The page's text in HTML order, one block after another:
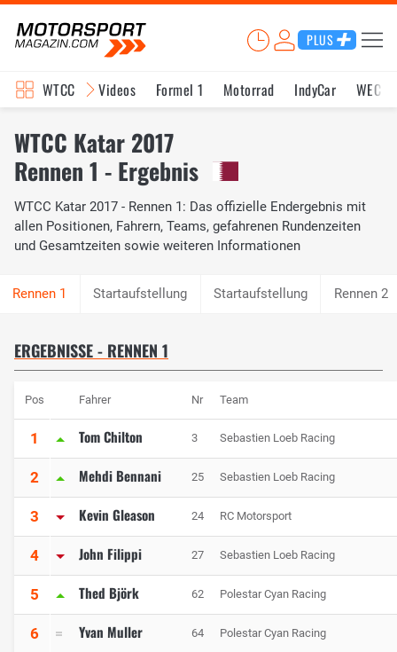
PLUS
WTCC Videos Formel 1 Motorrad IndyCar WEC
WTCC Katar 2017
Rennen 1 - Ergebnis
WTCC Katar 2017 - Rennen 1: Das offizielle Endergebnis mit
allen Positionen, Fahrern, Teams, gefahrenen Rundenzeiten
und Gesamtzeiten sowie weiteren Informationen
Startaufstellung Startaufstellung Rennen 2
ERGEBNISSE - RENNEN 1
Pos Fahrer Nr Team
1 Tom Chilton 3 Sebastien Loeb Racing
2 Mehdi Bennani 25 Sebastien Loeb Racing
3 Kevin Gleason 24 RC Motorsport
4 John Filippi 27 Sebastien Loeb Racing
5 Thed Björk 62 Polestar Cyan Racing
6 Yvan Muller 64 Polestar Cyan Racing